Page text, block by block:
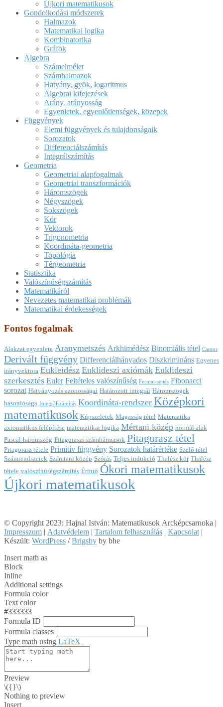
Újkori matematikusok
Gondolkodási módszerek
Halmazok
Matematikai logika
Kombinatorika
Gráfok
Algebra
Számelmélet
Számhalmazok
Hatvány, gyök, logaritmus
Algebrai kifejezések
Arány, arányosság
Egyenletek, egyenlőtlenségek, közepek
Függvények
Elemi függvények és tulajdonságaik
Sorozatok
Differenciálszámítás
Integrálszámítás
Geometria
Geometriai alapfogalmak
Geometriai transzformációk
Háromszögek
Négyszögek
Sokszögek
Kör
Vektorok
Trigonometria
Koordináta-geometria
Topológia
Térgeometria
Statisztika
Valószínűségszámítás
Matematikáról
Nevezetes matematikai problémák
Matematikai érdekességek
Fontos fogalmak
Alakzat egyenlete Aranymetszés Arkhimédész Binomiális tétel Cantor
Derivált függvény Differenciálhányados Diszkrimináns Egyenes
irányvektora Eukleidész Euklideszi axiómák Euklideszi
szerkesztés Euler Feltételes valószínűség Fermat-sejtés Fibonacci
sorozat Hatványozás azonosságai Határozott integrál Háromszögek
hasonlósága Integrálszámítás Koordináta-rendszer Középkori
matematikusok Kúpszeletek Magasság tétel Matematika
axiomatikus felépítése matematikai logika Mértani közép normál alak
Pascal-háromszög Pitagoraszi számhármasok Pitagorasz tétel
Pitagorasz tétele Primitív függvény Sorozatok határértéke Szelő tétel
Számrendszerek Számtani közép Szórás Teljes indukció Thalész kör Thalész
tétele valószínűségszámítás Érintő Ókori matematikusok
Újkori matematikusok
© Copyright 2023; Hajnal István: Matematikusok Arcképcsarnoka |
Impresszum
Adatvédelem Tartalom felhasználás Kapcsolat|
Készült: WordPress /Brigsby by bhe
Insert math as
Block
Inline
Additional settings
Formula color
Text color
#333333
Formula ID
Formula classes
Type math using LaTeX
Preview
\({}\)
Nothing to preview
Insert